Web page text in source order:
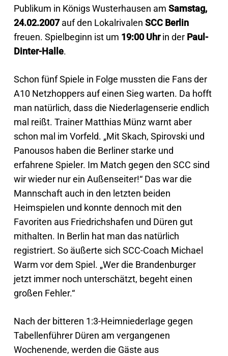
Publikum in Königs Wusterhausen am Samstag,
24.02.2007auf den Lokalrivalen SCC Berlin
freuen. Spielbeginn ist um 19:00 Uhrin der Paul-
Dinter-Halle.
Schon fünf Spiele in Folge mussten die Fans der
A10 Netzhoppers auf einen Sieg warten. Da hofft
man natürlich, dass die Niederlagenserie endlich
mal reißt. Trainer Matthias Münz warnt aber
schon mal im Vorfeld. „Mit Skach, Spirovski und
Panousos haben die Berliner starke und
erfahrene Spieler. Im Match gegen den SCC sind
wir wieder nur ein Außenseiter!“ Das war die
Mannschaft auch in den letzten beiden
Heimspielen und konnte dennoch mit den
Favoriten aus Friedrichshafen und Düren gut
mithalten. In Berlin hat man das natürlich
registriert. So äußerte sich SCC-Coach Michael
Warm vor dem Spiel. „Wer die Brandenburger
jetzt immer noch unterschätzt, begeht einen
großen Fehler.“
Nach der bitteren 1:3-Heimniederlage gegen
Tabellenführer Düren am vergangenen
Wochenende, werden die Gäste aus